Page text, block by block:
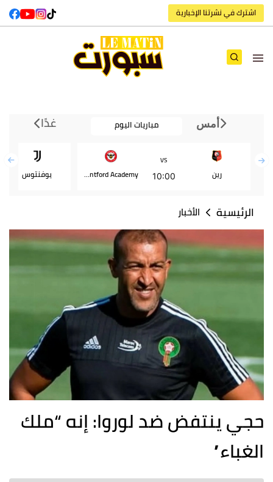
اشترك في نشرتنا الإخبارية
أمس مباريات اليوم غدًا
رين
VS
10:00
Brentford Academy يوفنتوس
الرئيسية الأخبار
حجي ينتفض ضد لوروا: إنه “ملك
الغباء”